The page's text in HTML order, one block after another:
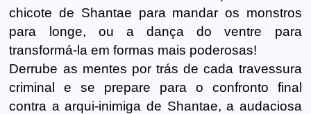
chicote de Shantae para mandar os monstros
para longe, ou a dança do ventre para
transformá-la em formas mais poderosas!
Derrube as mentes por trás de cada travessura
criminal e se prepare para o confronto final
contra a arqui-inimiga de Shantae, a audaciosa